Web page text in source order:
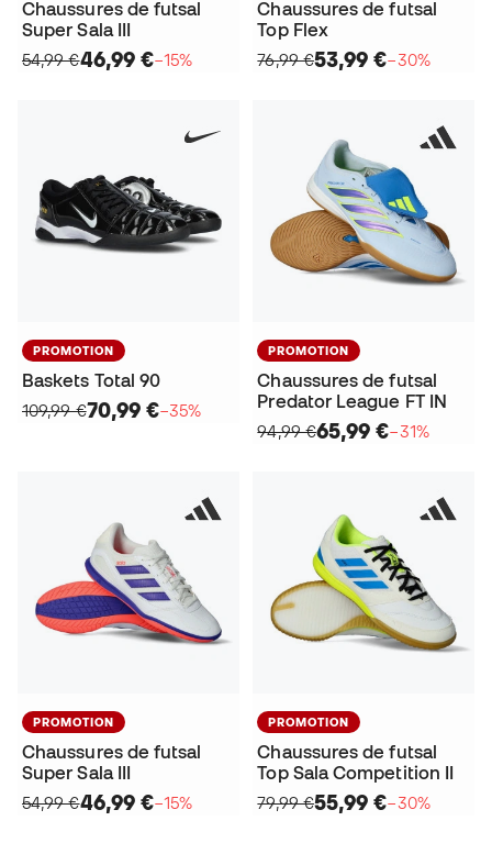
Chaussures de futsal
Super Sala III
54,99 €46,99 €−15%
Chaussures de futsal
Top Flex
76,99 €53,99 €−30%
PROMOTION
Baskets Total 90
109,99 €70,99 €−35%
PROMOTION
Chaussures de futsal
Predator League FT IN
94,99 €65,99 €−31%
PROMOTION
Chaussures de futsal
Super Sala III
54,99 €46,99 €−15%
PROMOTION
Chaussures de futsal
Top Sala Competition II
79,99 €55,99 €−30%